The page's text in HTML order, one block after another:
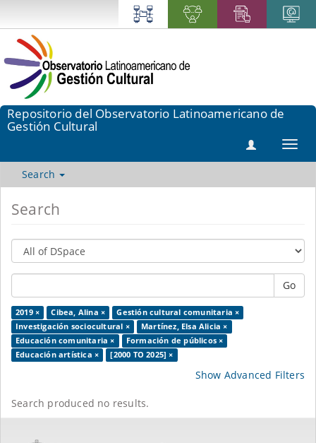
Repositorio del Observatorio Latinoamericano de
Gestión Cultural
Search
Search
Go
2019 × Cibea, Alina ×
Gestión cultural comunitaria ×
Investigación sociocultural ×
Martínez, Elsa Alicia ×
Educación comunitaria ×
Formación de públicos ×
Educación artística ×
[2000 TO 2025] ×
Show Advanced Filters
Search produced no results.